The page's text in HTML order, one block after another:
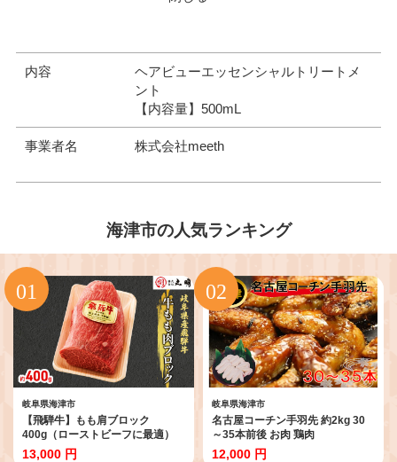
内容
ヘアビューエッセンシャルトリートメ
ント
【内容量】500mL
事業者名 株式会社meeth
海津市の人気ランキング
岐阜県海津市
【飛騨牛】もも肩ブロック
400g（ローストビーフに最適）
お肉 牛肉 モモ 岐阜県産
13,000 円
岐阜県海津市
名古屋コーチン手羽先 約2kg 30
～35本前後 お肉 鶏肉
12,000 円